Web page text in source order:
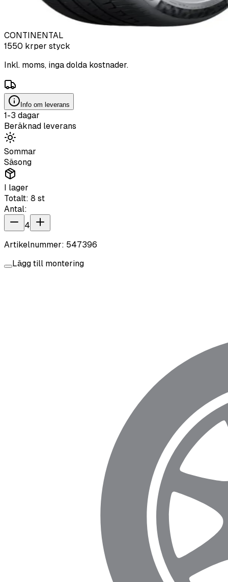
CONTINENTAL
1550 krper styck
Inkl. moms, inga dolda kostnader.
Info om leverans
1-3 dagar
Beräknad leverans
Sommar
Säsong
I lager
Totalt: 8 st
Antal:
4
Artikelnummer: 547396
Lägg till montering